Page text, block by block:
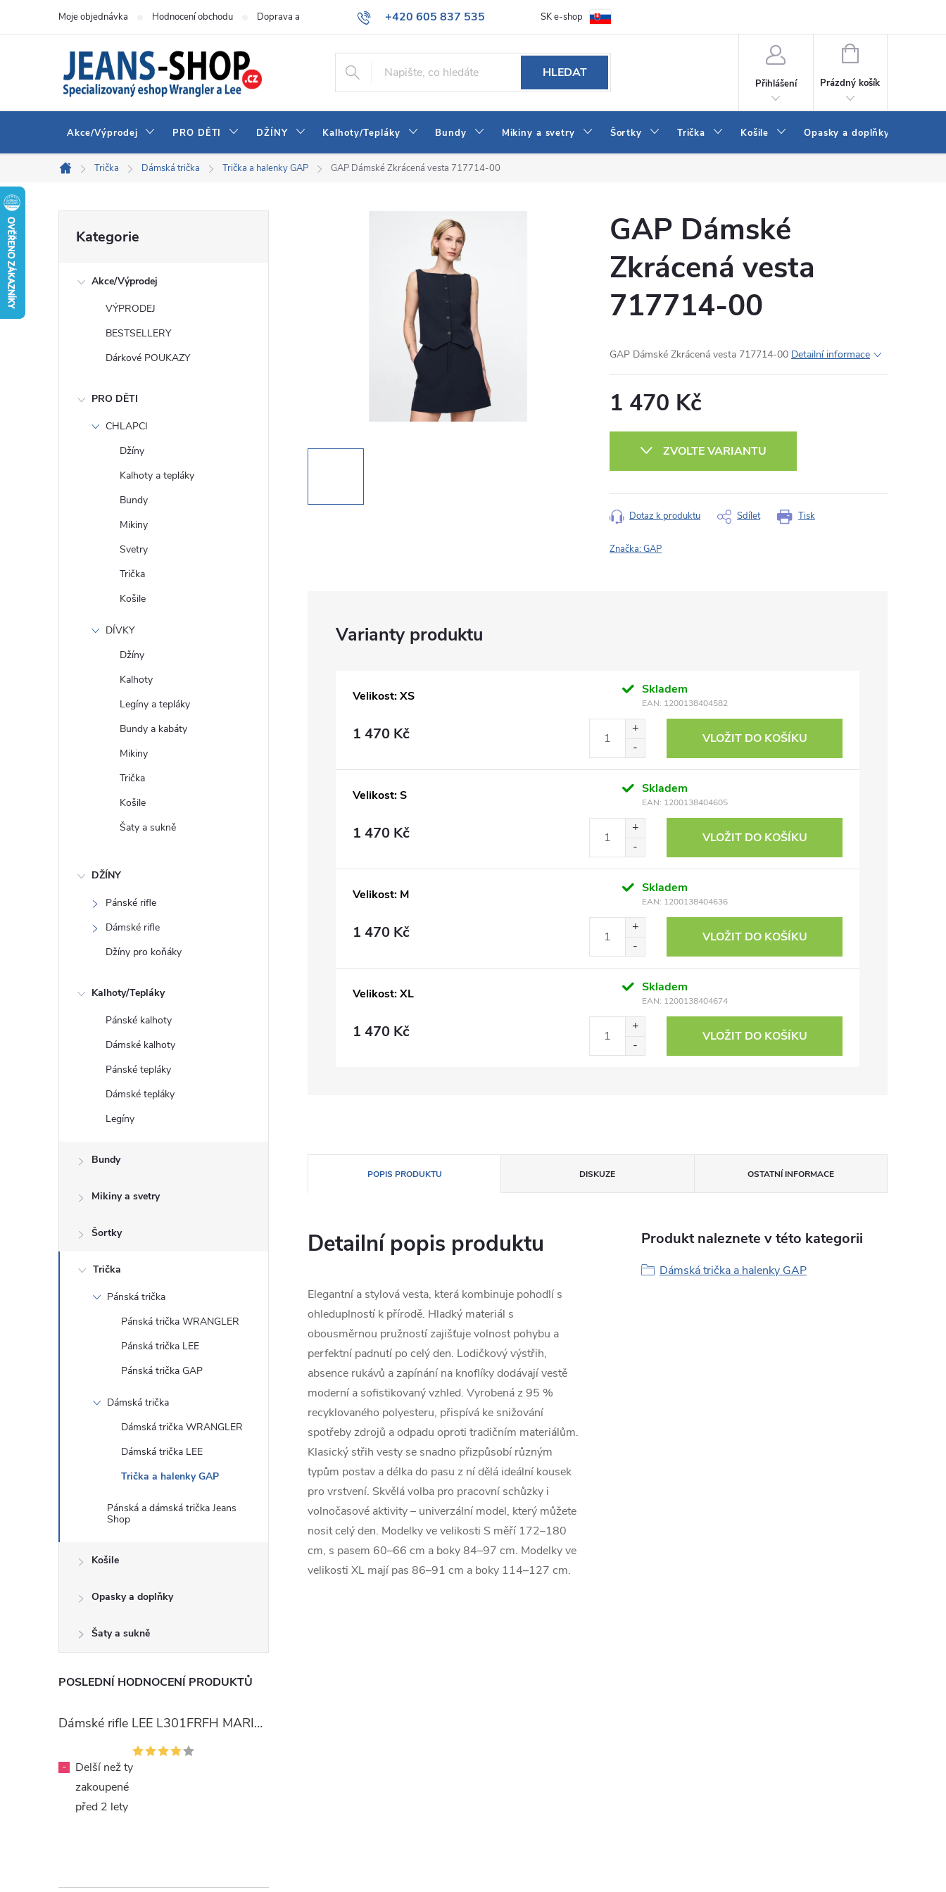
+420 605 837 535
info@jeans-shop.cz
Moje objednávka Hodnocení obchodu Doprava a platba Obchodní podmínky Naše prodejna Blog Kontakt
SK e-shop
HLEDAT
Přihlášení
NÁKUPNÍ
Prázdný košík
Akce/Výprodej PRO DĚTI DŽÍNY Kalhoty/Tepláky Bundy Mikiny a svetry Šortky Trička Košile Opasky a doplňky
Domů
Trička Dámská trička Trička a halenky GAP GAP Dámské Zkrácená vesta 717714-00
kategorie
Kategorie
Akce/Výprodej
VÝPRODEJ
BESTSELLERY
Dárkové POUKAZY
PRO DĚTI
CHLAPCI
Džíny
Kalhoty a tepláky
Bundy
Mikiny
Svetry
Trička
Košile
DÍVKY
Džíny
Kalhoty
Legíny a tepláky
Bundy a kabáty
Mikiny
Trička
Košile
Šaty a sukně
DŽÍNY
Pánské rifle
Dámské rifle
Džíny pro koňáky
Kalhoty/Tepláky
Pánské kalhoty
Dámské kalhoty
Pánské tepláky
Dámské tepláky
Legíny
Bundy
Mikiny a svetry
Šortky
Trička
Pánská trička
Pánská trička WRANGLER
Pánská trička LEE
Pánská trička GAP
Dámská trička
Dámská trička WRANGLER
Dámská trička LEE
Trička a halenky GAP
Pánská a dámská trička Jeans
Shop
Košile
Opasky a doplňky
Šaty a sukně
POSLEDNÍ HODNOCENÍ PRODUKTŮ
Dámské rifle LEE L301FRFH MARION STRAIGHT RINSE
-
Delší než ty
zakoupené
před 2 lety
GAP Dámské
Zkrácená vesta
717714-00
GAP Dámské Zkrácená vesta 717714-00 Detailní informace
1 470 Kč
ZVOLTE VARIANTU
Tisk
Dotaz k produktu Sdílet
Značka:GAP
Velikost: XS Skladem
EAN: 1200138404582
1 470 Kč VLOŽIT DO KOŠÍKU
Velikost: S Skladem
EAN: 1200138404605
1 470 Kč VLOŽIT DO KOŠÍKU
Velikost: M Skladem
EAN: 1200138404636
1 470 Kč VLOŽIT DO KOŠÍKU
Velikost: XL Skladem
EAN: 1200138404674
1 470 Kč VLOŽIT DO KOŠÍKU
POPIS PRODUKTU DISKUZE OSTATNÍ INFORMACE
Detailní popis produktu
Elegantní a stylová vesta, která kombinuje pohodlí s
ohleduplností k přírodě. Hladký materiál s
obousměrnou pružností zajišťuje volnost pohybu a
perfektní padnutí po celý den. Lodičkový výstřih,
absence rukávů a zapínání na knoflíky dodávají vestě
moderní a sofistikovaný vzhled. Vyrobená z 95 %
recyklovaného polyesteru, přispívá ke snižování
spotřeby zdrojů a odpadu oproti tradičním materiálům.
Klasický střih vesty se snadno přizpůsobí různým
typům postav a délka do pasu z ní dělá ideální kousek
pro vrstvení. Skvělá volba pro pracovní schůzky i
volnočasové aktivity – univerzální model, který můžete
nosit celý den. Modelky ve velikosti S měří 172–180
cm, s pasem 60–66 cm a boky 84–97 cm. Modelky ve
velikosti XL mají pas 86–91 cm a boky 114–127 cm.
Produkt naleznete v této kategorii
Dámská trička a halenky GAP